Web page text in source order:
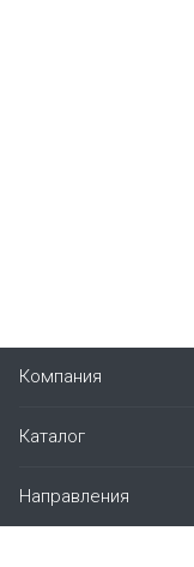
Компания
Каталог
Направления